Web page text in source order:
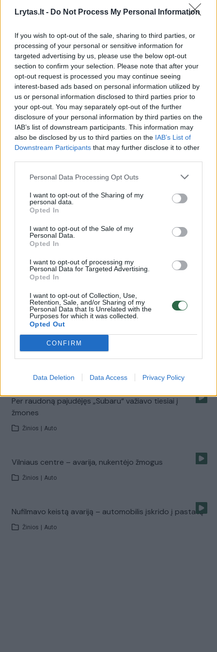
Lrytas.lt - Do Not Process My Personal Information
If you wish to opt-out of the sale, sharing to third parties, or
processing of your personal or sensitive information for
targeted advertising by us, please use the below opt-out
section to confirm your selection. Please note that after your
opt-out request is processed you may continue seeing
interest-based ads based on personal information utilized by
us or personal information disclosed to third parties prior to
your opt-out. You may separately opt-out of the further
disclosure of your personal information by third parties on the
IAB’s list of downstream participants. This information may
also be disclosed by us to third parties on the IAB’s List of
Downstream Participants that may further disclose it to other
Personal Data Processing Opt Outs
I want to opt-out of the Sharing of my
personal data.
Opted In
I want to opt-out of the Sale of my
Personal Data.
Opted In
I want to opt-out of processing my
Personal Data for Targeted Advertising.
Opted In
I want to opt-out of Collection, Use,
Retention, Sale, and/or Sharing of my
Personal Data that Is Unrelated with the
Purposes for which it was collected.
Opted Out
CONFIRM
Data Deletion Data Access Privacy Policy
pamėgti
00:00:42
Vilniuje „Mercedes Benz“ ir „Subaru“ avarijos metu žuvo
žmogus
Žinios | Lietuvos diena
00:01:05
Metų tėvas! Aklam sūnui leido pajusti, ką reiškia
vairuoti „Subaru WRX“
Žinios | Pasaulis
Per avariją Vilniaus pakraštyje sužeista moteris, variklis
skrido 30 metrų
Žinios | Lietuvos diena
Užfiksavo kelių erelį – tik per plauką išvengė avarijos
svečią
Žinios | Auto
Avariją sukėlęs girtas vairuotojas: degtinę gėrėm trise
Per raudoną pajudėjęs „Subaru“ važiavo tiesiai į
žmones
Žinios Auto
Vilniaus centre – avarija, nukentėjo žmogus
Žinios Auto
Nufilmavo keistą avariją – automobilis įskrido į pastatą
Žinios Auto